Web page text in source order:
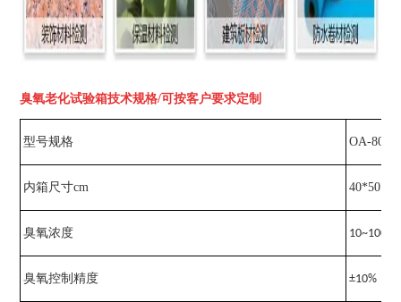
臭氧老化试验箱技术规格/可按客户要求定制
型号规格 OA-80
内箱尺寸cm 40*50*40
臭氧浓度
臭氧控制精度 ±10%